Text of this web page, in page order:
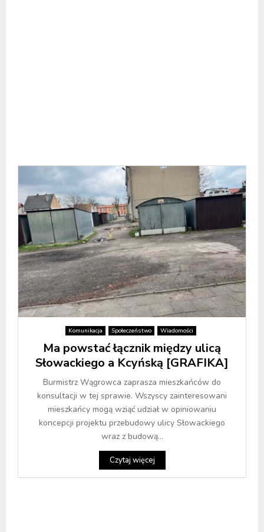
Komunikacja Społeczeństwo Wiadomości
Ma powstać łącznik między ulicą
Słowackiego a Kcyńską [GRAFIKA]
Burmistrz Wągrowca zaprasza mieszkańców do
konsultacji w tej sprawie. Wszyscy zainteresowani
mieszkańcy mogą wziąć udział w opiniowaniu
koncepcji projektu przebudowy ulicy Słowackiego
wraz z budową...
Czytaj więcej